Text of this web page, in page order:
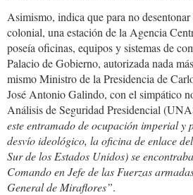
Asimismo, indica que para no
colonial, una estación de la Agencia
poseía oficinas, equipos y sistemas de
Palacio de Gobierno, autorizada nada
mismo Ministro de la Presidencia de
José Antonio Galindo, con el simpático
Análisis de Seguridad Presidencial
este entramado de ocupación imperial y
desvío ideológico, la oficina de enlace
Sur de los Estados Unidos) se
Comando en Jefe de las Fuerzas
General de Miraflores”.